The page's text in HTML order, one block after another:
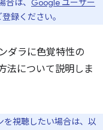
は、 Google ユーザー
録ください。
ダラに色覚特性の
法について説明しま
視聴したい場合は、以